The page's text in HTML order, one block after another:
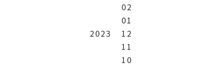
02
01
2023
12
11
10